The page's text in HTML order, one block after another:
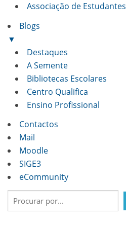
Associação de Estudantes
Blogs
▼
Destaques
A Semente
Bibliotecas Escolares
Centro Qualifica
Ensino Profissional
Contactos
Mail
Moodle
SIGE3
eCommunity